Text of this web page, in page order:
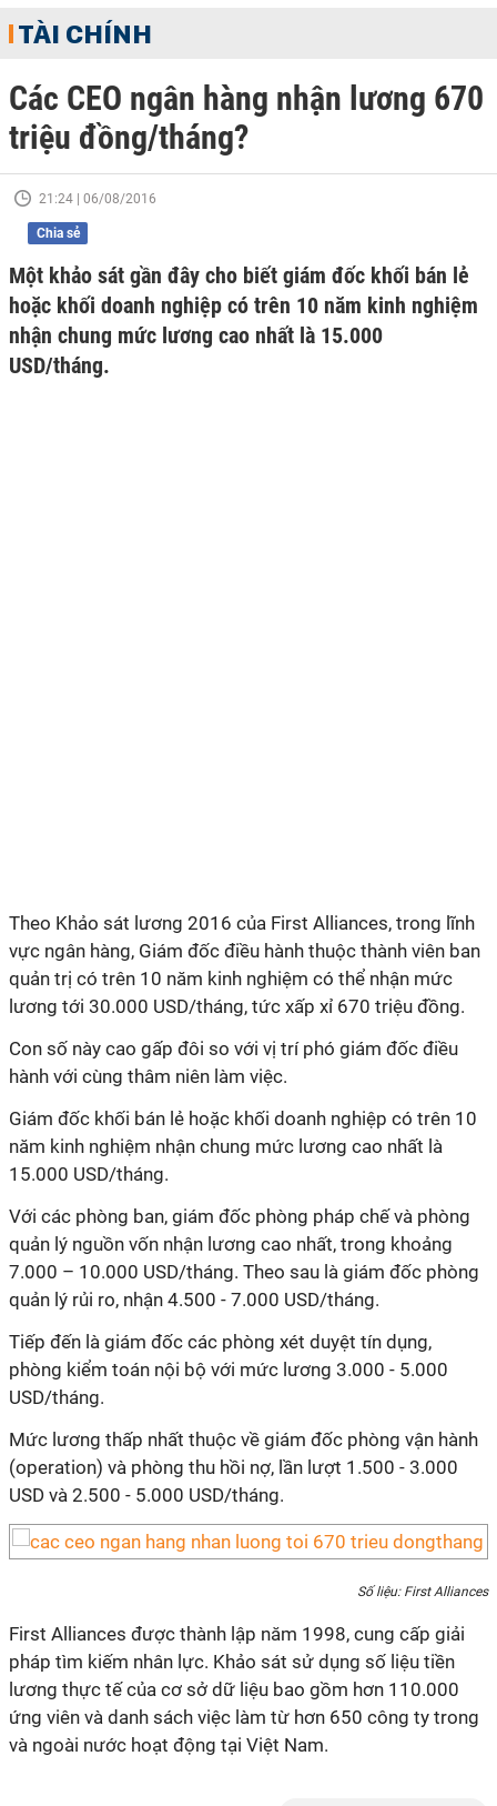
TÀI CHÍNH
Các CEO ngân hàng nhận lương 670
triệu đồng/tháng?
21:24 | 06/08/2016
Chia sẻ
Một khảo sát gần đây cho biết giám đốc khối bán lẻ
hoặc khối doanh nghiệp có trên 10 năm kinh nghiệm
nhận chung mức lương cao nhất là 15.000
USD/tháng.
Theo Khảo sát lương 2016 của First Alliances, trong lĩnh
vực ngân hàng, Giám đốc điều hành thuộc thành viên ban
quản trị có trên 10 năm kinh nghiệm có thể nhận mức
lương tới 30.000 USD/tháng, tức xấp xỉ 670 triệu đồng.
Con số này cao gấp đôi so với vị trí phó giám đốc điều
hành với cùng thâm niên làm việc.
Giám đốc khối bán lẻ hoặc khối doanh nghiệp có trên 10
năm kinh nghiệm nhận chung mức lương cao nhất là
15.000 USD/tháng.
Với các phòng ban, giám đốc phòng pháp chế và phòng
quản lý nguồn vốn nhận lương cao nhất, trong khoảng
7.000 – 10.000 USD/tháng. Theo sau là giám đốc phòng
quản lý rủi ro, nhận 4.500 - 7.000 USD/tháng.
Tiếp đến là giám đốc các phòng xét duyệt tín dụng,
phòng kiểm toán nội bộ với mức lương 3.000 - 5.000
USD/tháng.
Mức lương thấp nhất thuộc về giám đốc phòng vận hành
(operation) và phòng thu hồi nợ, lần lượt 1.500 - 3.000
USD và 2.500 - 5.000 USD/tháng.
Số liệu: First Alliances
First Alliances được thành lập năm 1998, cung cấp giải
pháp tìm kiếm nhân lực. Khảo sát sử dụng số liệu tiền
lương thực tế của cơ sở dữ liệu bao gồm hơn 110.000
ứng viên và danh sách việc làm từ hơn 650 công ty trong
và ngoài nước hoạt động tại Việt Nam.​